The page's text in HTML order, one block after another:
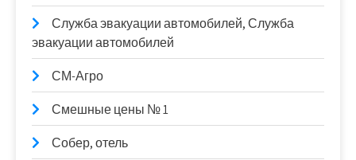
Служба эвакуации автомобилей, Служба
эвакуации автомобилей
СМ-Агро
Смешные цены № 1
Собер, отель